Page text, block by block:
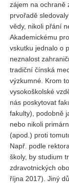
zájem na ochraně
prvořadě
vědy, nikoli přání
Akademickému
vskutku jednalo o
neznalost
tradiční čínská
výzkumné. Krom
vysokoškolské
nás poskytovat
fakulty), podobně
nebo nikoli
(apod.) proti
Např. podle
školy, by studium
zdravotnických
října 2017). Jiný